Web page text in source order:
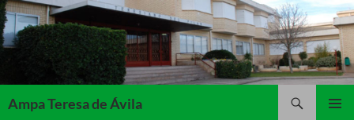
Saltar
al
contenido
Ampa Teresa de Ávila